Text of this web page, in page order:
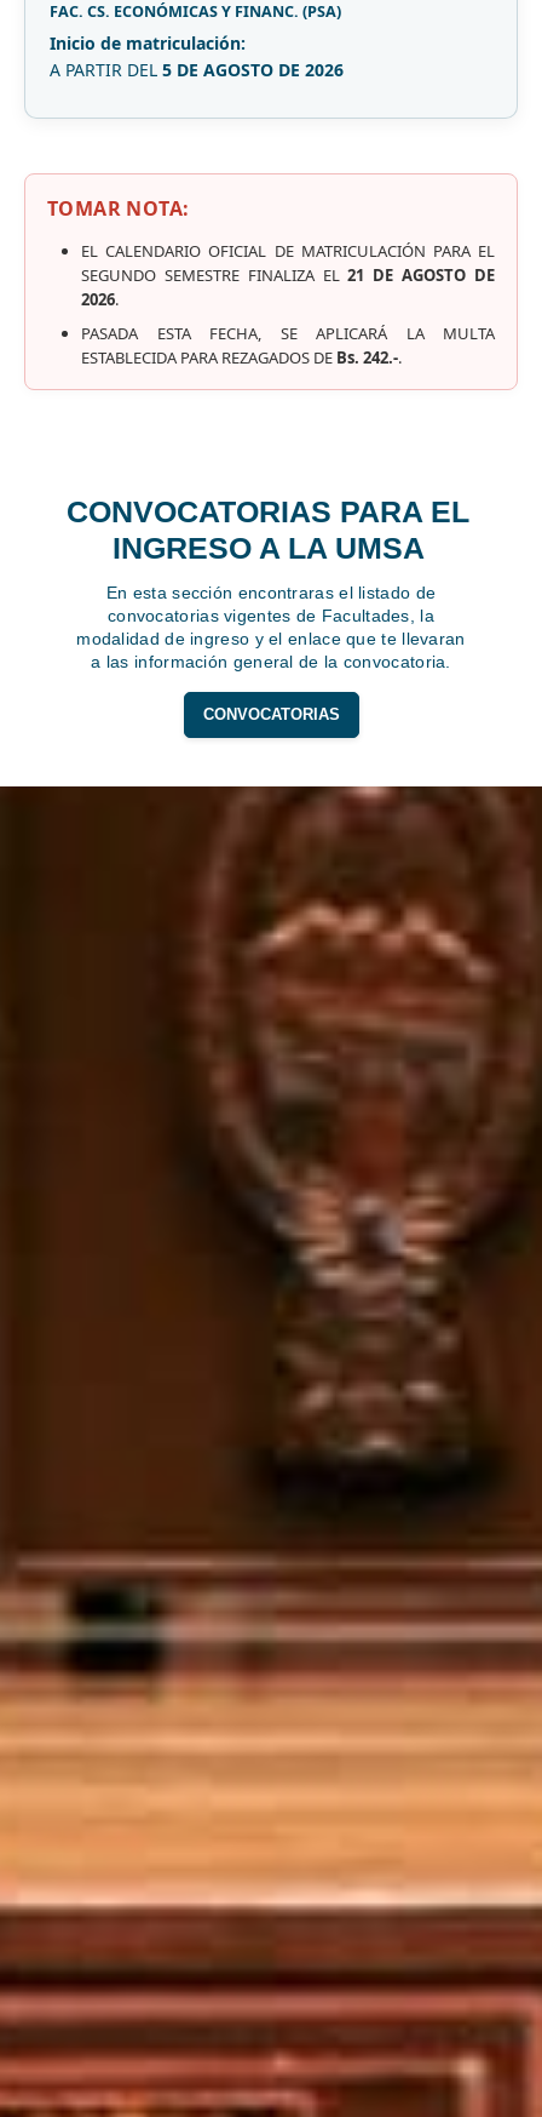
FAC. CS. ECONÓMICAS Y FINANC. (PSA)
Inicio de matriculación:
A PARTIR DEL 5 DE AGOSTO DE 2026
TOMAR NOTA:
EL CALENDARIO OFICIAL DE MATRICULACIÓN PARA EL
SEGUNDO SEMESTRE FINALIZA EL21 DE AGOSTO DE
2026.
PASADA ESTA FECHA, SE APLICARÁ LA MULTA
ESTABLECIDA PARA REZAGADOS DE Bs. 242.-.
CONVOCATORIAS PARA EL
INGRESO A LA UMSA
En esta sección encontraras el listado de
convocatorias vigentes de Facultades, la
modalidad de ingreso y el enlace que te llevaran
a las información general de la convocatoria.
CONVOCATORIAS